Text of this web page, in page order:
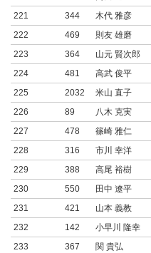
221
344 木代 雅彦
222
469 則友 雄磨
223
364 山元 賢次郎
224
481 高武 俊平
225
2032 米山 直子
226
89 八木 克実
227
478 篠崎 雅仁
228
316 市川 幸洋
229
388 高尾 裕樹
230
550 田中 遼平
231
421 山本 義教
232
142 小早川 隆幸
233
367 関 貴弘